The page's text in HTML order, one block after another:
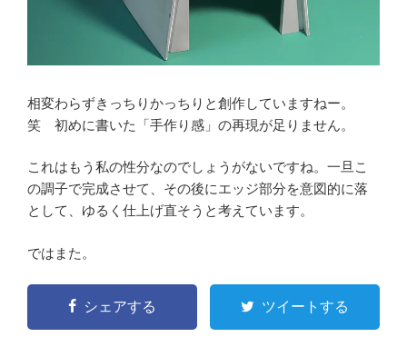
相変わらずきっちりかっちりと創作していますねー。
笑 初めに書いた「手作り感」の再現が足りません。
これはもう私の性分なのでしょうがないですね。一旦こ
の調子で完成させて、その後にエッジ部分を意図的に落
として、ゆるく仕上げ直そうと考えています。
ではまた。
シェアする ツイートする